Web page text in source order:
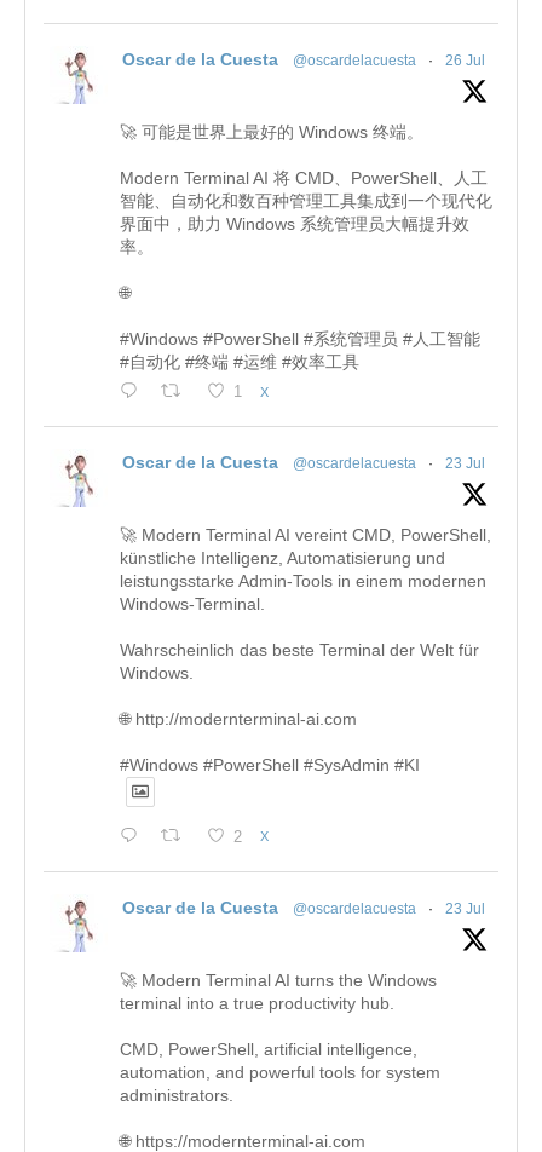
Oscar de la Cuesta @oscardelacuesta · 26 Jul
🚀 可能是世界上最好的 Windows 终端。
Modern Terminal AI 将 CMD、PowerShell、人工
智能、自动化和数百种管理工具集成到一个现代化
界面中，助力 Windows 系统管理员大幅提升效
率。
🌐
#Windows #PowerShell #系统管理员 #人工智能
#自动化 #终端 #运维 #效率工具
1 X
Oscar de la Cuesta @oscardelacuesta · 23 Jul
🚀 Modern Terminal AI vereint CMD, PowerShell,
künstliche Intelligenz, Automatisierung und
leistungsstarke Admin-Tools in einem modernen
Windows-Terminal.
Wahrscheinlich das beste Terminal der Welt für
Windows.
🌐 http://modernterminal-ai.com
#Windows #PowerShell #SysAdmin #KI
2 X
Oscar de la Cuesta @oscardelacuesta · 23 Jul
🚀 Modern Terminal AI turns the Windows
terminal into a true productivity hub.
CMD, PowerShell, artificial intelligence,
automation, and powerful tools for system
administrators.
🌐 https://modernterminal-ai.com